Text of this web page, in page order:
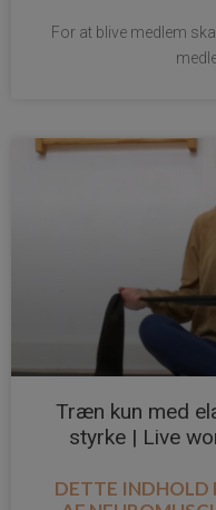
For at blive medlem
Træn kun med
styrke | Live
DETTE INDHOLD